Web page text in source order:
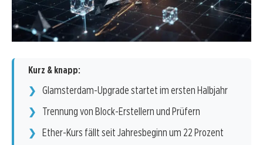
Kurz & knapp:
Glamsterdam-Upgrade startet im ersten Halbjahr
Trennung von Block-Erstellern und Prüfern
Ether-Kurs fällt seit Jahresbeginn um 22 Prozent